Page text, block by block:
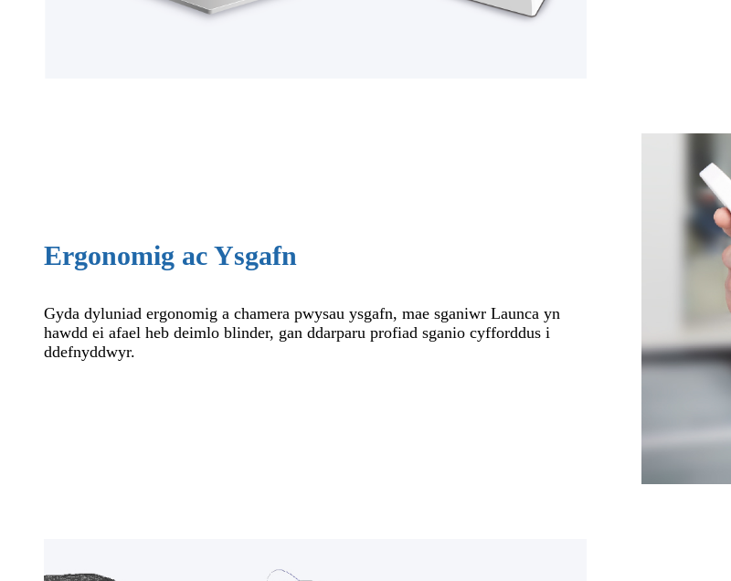
Ergonomig ac Ysgafn
Gyda dyluniad ergonomig a chamera pwysau ysgafn, mae sganiwr Launca yn
hawdd ei afael heb deimlo blinder, gan ddarparu profiad sganio cyfforddus i
ddefnyddwyr.